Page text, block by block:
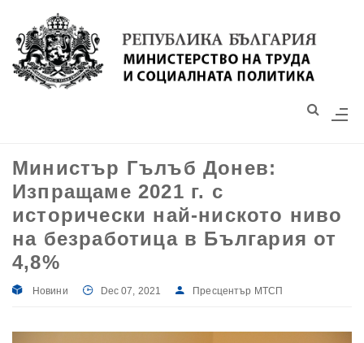
Моля,
обърнете
със
система
Министър Гълъб Донев:
Изпращаме 2021 г. с
исторически най-ниското ниво
на безработица в България от
4,8%
Новини Dec 07, 2021 Пресцентър МТСП